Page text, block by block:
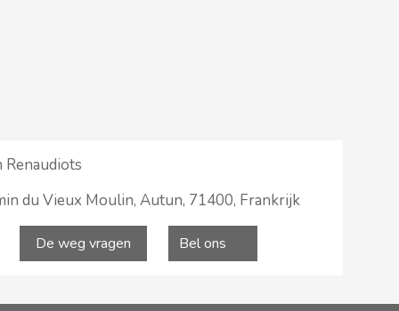
du Vieux Moulin, Autun, 71400, Frankrijk
De weg vragen Bel ons